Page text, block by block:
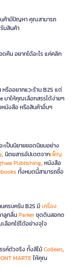
นค้ามีปัญหา คุณสามารถ
บสินค้า
คืน อยากได้อะไร แค่คลิก
รืออยากแวะร้าน B2S แต่
มาให้คุณเลือกสรรได้ง่ายๆ
นังสือ หรือสินค้าอื่นๆ
เป็นนิยายยอดนิยมอย่าง
, นิตยสารอัปเดตจากเพ็ญ
Publishing, หนังสือ
ทั้งหมดนี้สามารถซื้อ
ครบครัน B2S มีเครื่อง
ลูกลื่นParkerชุดดินสอกด
ลือกใช้ได้อย่างจุใจ
รค์ตัวจริง ทั้งสีไม้Colleen,
MARTEให้คุณ